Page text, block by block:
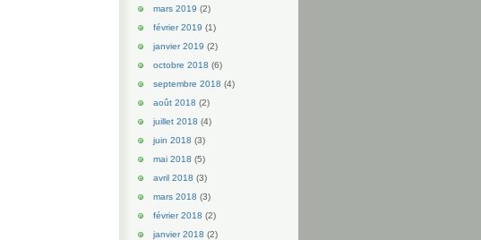
mars 2019 (2)
février 2019 (1)
janvier 2019 (2)
octobre 2018 (6)
septembre 2018 (4)
août 2018 (2)
juillet 2018 (4)
juin 2018 (3)
mai 2018 (5)
avril 2018 (3)
mars 2018 (3)
février 2018 (2)
janvier 2018 (2)